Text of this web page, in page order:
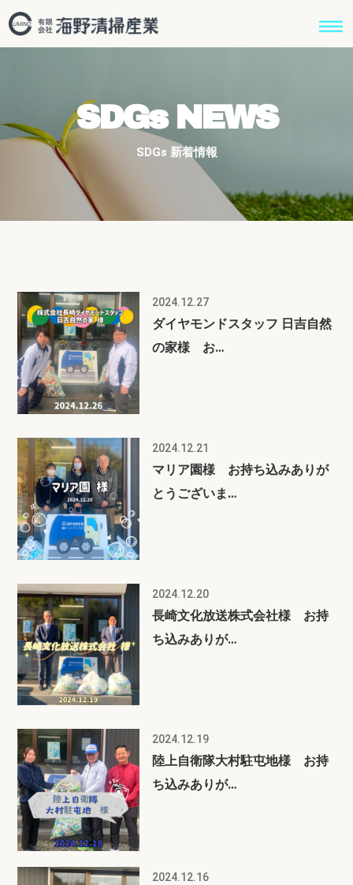
SDGs NEWS
SDGs 新着情報
2024.12.27
ダイヤモンドスタッフ 日吉自然
の家様 お…
2024.12.21
マリア園様 お持ち込みありが
とうございま…
2024.12.20
長崎文化放送株式会社様 お持
ち込みありが…
2024.12.19
陸上自衛隊大村駐屯地様 お持
ち込みありが…
2024.12.16